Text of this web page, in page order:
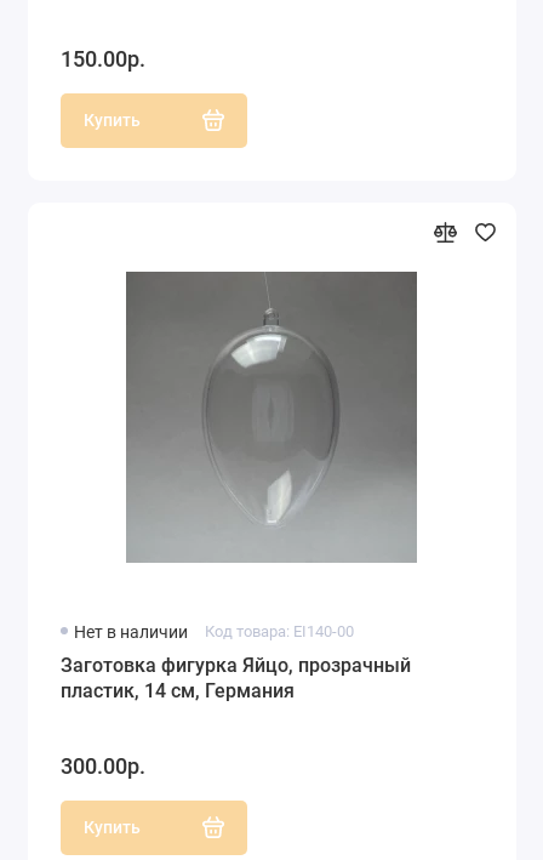
150.00р.
Купить
Нет в наличии Код товара: EI140-00
Заготовка фигурка Яйцо, прозрачный
пластик, 14 см, Германия
300.00р.
Купить